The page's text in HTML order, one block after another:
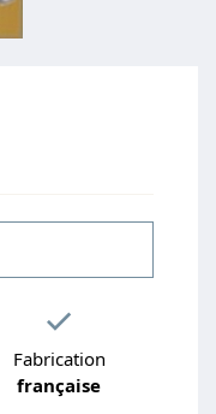
Fabrication
française